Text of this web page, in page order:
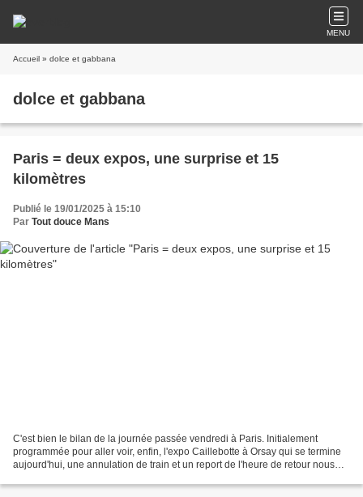
MENU
Accueil » dolce et gabbana
dolce et gabbana
Paris = deux expos, une surprise et 15
kilomètres
Publié le 19/01/2025 à 15:10
Par Tout douce Mans
C'est bien le bilan de la journée passée vendredi à Paris. Initialement
programmée pour aller voir, enfin, l'expo Caillebotte à Orsay qui se termine
aujourd'hui, une annulation de train et un report de l'heure de retour nous